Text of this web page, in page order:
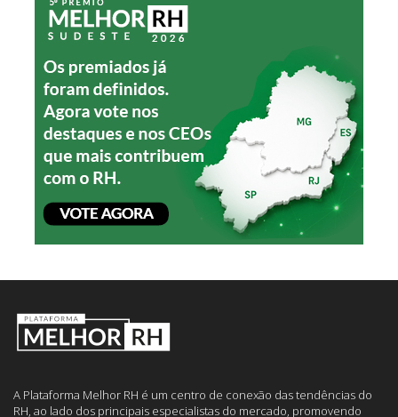
A Plataforma Melhor RH é um centro de conexão das tendências do
RH, ao lado dos principais especialistas do mercado, promovendo